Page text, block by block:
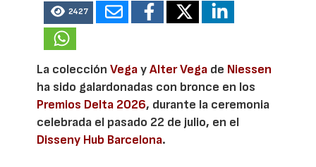
2427
La colecciónVegayAlter Vega de Niessen
ha sido galardonadas con bronce en los
Premios Delta 2026, durante la ceremonia
celebrada el pasado 22 de julio, en el
Disseny Hub Barcelona.